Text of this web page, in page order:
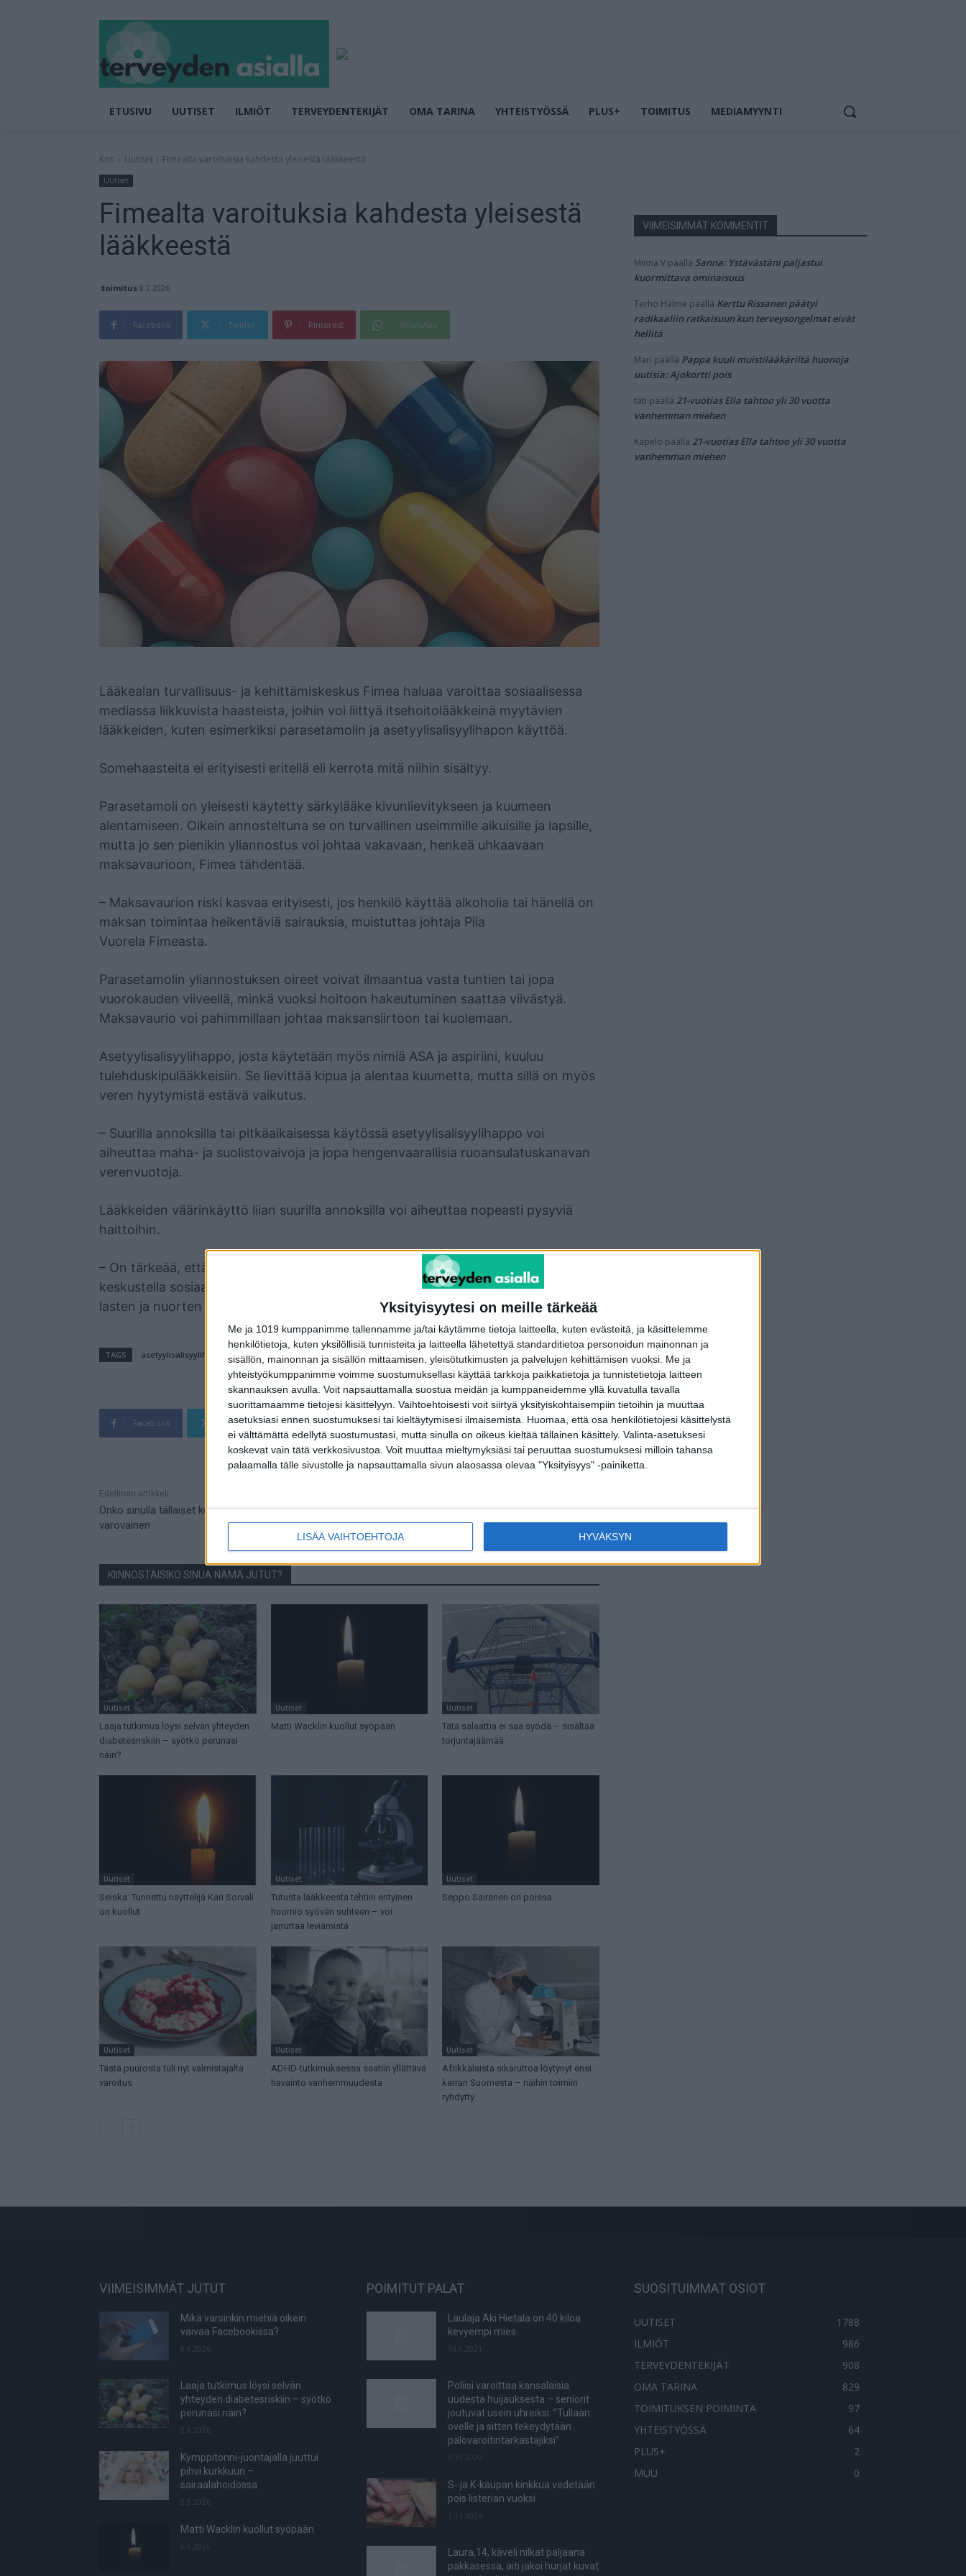
Yksityisyytesi on meille tärkeää
Me ja 1019 kumppanimme tallennamme ja/tai käytämme tietoja laitteella, kuten evästeitä, ja käsittelemme
henkilötietoja, kuten yksilöllisiä tunnisteita ja laitteella lähetettyä standarditietoa personoidun mainonnan ja
sisällön, mainonnan ja sisällön mittaamisen, yleisötutkimusten ja palvelujen kehittämisen vuoksi. Me ja
yhteistyökumppanimme voimme suostumuksellasi käyttää tarkkoja paikkatietoja ja tunnistetietoja laitteen
skannauksen avulla. Voit napsauttamalla suostua meidän ja kumppaneidemme yllä kuvatulla tavalla
suorittamaamme tietojesi käsittelyyn. Vaihtoehtoisesti voit siirtyä yksityiskohtaisempiin tietoihin ja muuttaa
asetuksiasi ennen suostumuksesi tai kieltäytymisesi ilmaisemista. Huomaa, että osa henkilötietojesi käsittelystä
ei välttämättä edellytä suostumustasi, mutta sinulla on oikeus kieltää tällainen käsittely. Valinta-asetuksesi
koskevat vain tätä verkkosivustoa. Voit muuttaa mieltymyksiäsi tai peruuttaa suostumuksesi milloin tahansa
palaamalla tälle sivustolle ja napsauttamalla sivun alaosassa olevaa "Yksityisyys" -painiketta.
LISÄÄ VAIHTOEHTOJA HYVÄKSYN
ETUSIVU UUTISET ILMIÖT TERVEYDENTEKIJÄT OMA TARINA YHTEISTYÖSSÄ PLUS+ TOIMITUS MEDIAMYYNTI
Koti Uutiset Fimealta varoituksia kahdesta yleisestä lääkkeestä
Uutiset
Fimealta varoituksia kahdesta yleisestä
lääkkeestä
toimitus 8.2.2026
Facebook Twitter Pinterest WhatsApp
Lääkealan turvallisuus- ja kehittämiskeskus Fimea haluaa varoittaa sosiaalisessa
mediassa liikkuvista haasteista, joihin voi liittyä itsehoitolääkkeinä myytävien
lääkkeiden, kuten esimerkiksi parasetamolin ja asetyylisalisyylihapon käyttöä.
Somehaasteita ei erityisesti eritellä eli kerrota mitä niihin sisältyy.
Parasetamoli on yleisesti käytetty särkylääke kivunlievitykseen ja kuumeen
alentamiseen. Oikein annosteltuna se on turvallinen useimmille aikuisille ja lapsille,
mutta jo sen pienikin yliannostus voi johtaa vakavaan, henkeä uhkaavaan
maksavaurioon, Fimea tähdentää.
– Maksavaurion riski kasvaa erityisesti, jos henkilö käyttää alkoholia tai hänellä on
maksan toimintaa heikentäviä sairauksia, muistuttaa johtaja Piia
Vuorela Fimeasta.
Parasetamolin yliannostuksen oireet voivat ilmaantua vasta tuntien tai jopa
vuorokauden viiveellä, minkä vuoksi hoitoon hakeutuminen saattaa viivästyä.
Maksavaurio voi pahimmillaan johtaa maksansiirtoon tai kuolemaan.
Asetyylisalisyylihappo, josta käytetään myös nimiä ASA ja aspiriini, kuuluu
tulehduskipulääkkeisiin. Se lievittää kipua ja alentaa kuumetta, mutta sillä on myös
veren hyytymistä estävä vaikutus.
– Suurilla annoksilla tai pitkäaikaisessa käytössä asetyylisalisyylihappo voi
aiheuttaa maha- ja suolistovaivoja ja jopa hengenvaarallisia ruoansulatuskanavan
verenvuotoja.
Lääkkeiden väärinkäyttö liian suurilla annoksilla voi aiheuttaa nopeasti pysyviä
haittoihin.
– On tärkeää, että nuoret ymmärtävät lääkkeisiin liittyvät riskit. Aikuisten on hyvä
keskustella sosiaalisessa mediassa liikkuvista haasteista ja lääkkeiden riskeistä
lasten ja nuorten kanssa, Vuorela muistuttaa.
TAGS asetyylisalisyylihappo parasetamoli somehaaste
Facebook Twitter Pinterest WhatsApp
Mainos
Edellinen artikkeli
Onko sinulla tällaiset kengissäsi – olethan
varovainen
Teestä löytyi syöpää aiheuttavia aineita – poista
tämä käytöstä
KIINNOSTAISIKO SINUA NÄMÄ JUTUT?
Uutiset
Laaja tutkimus löysi selvän yhteyden
diabetesriskiin – syötkö perunasi
näin?
Uutiset
Matti Wacklin kuollut syöpään
Uutiset
Tätä salaattia ei saa syödä – sisältää
torjuntajäämää
Uutiset
Seiska: Tunnettu näyttelijä Kari Sorvali
on kuollut
Uutiset
Tutusta lääkkeestä tehtiin erityinen
huomio syövän suhteen – voi
jarruttaa leviämistä
Uutiset
Seppo Sairanen on poissa
Uutiset
Tästä puurosta tuli nyt valmistajalta
varoitus
Uutiset
ADHD-tutkimuksessa saatiin yllättävä
havainto vanhemmuudesta
Uutiset
Afrikkalaista sikaruttoa löytynyt ensi
kerran Suomesta – näihin toimiin
ryhdytty
VIIMEISIMMÄT KOMMENTIT
Minna V päällä Sanna: Ystävästäni paljastui
kuormittava ominaisuus
Terho Halme päällä Kerttu Rissanen päätyi
radikaaliin ratkaisuun kun terveysongelmat eivät
hellitä
Mari päällä Pappa kuuli muistilääkäriltä huonoja
uutisia: Ajokortti pois
täti päällä 21-vuotias Ella tahtoo yli 30 vuotta
vanhemman miehen
Kapelo päällä 21-vuotias Ella tahtoo yli 30 vuotta
vanhemman miehen
VIIMEISIMMÄT JUTUT
Mikä varsinkin miehiä oikein
vaivaa Facebookissa?
8.8.2026
Laaja tutkimus löysi selvän
yhteyden diabetesriskiin – syötkö
perunasi näin?
8.8.2026
Kymppitonni-juontajalla juuttui
pihvi kurkkuun –
sairaalahoidossa
8.8.2026
Matti Wacklin kuollut syöpään
6.8.2026
POIMITUT PALAT
Laulaja Aki Hietala on 40 kiloa
kevyempi mies
14.9.2021
Poliisi varoittaa kansalaisia
uudesta huijauksesta – seniorit
joutuvat usein uhreiksi: ”Tullaan
ovelle ja sitten tekeydytään
palovaroitintarkastajiksi”
6.10.2020
S- ja K-kaupan kinkkua vedetään
pois listerian vuoksi
1.11.2024
Laura,14, käveli nilkat paljaana
pakkasessa, äiti jakoi hurjat kuvat
SUOSITUIMMAT OSIOT
UUTISET
1788
ILMIÖT
986
TERVEYDENTEKIJÄT
908
OMA TARINA
829
TOIMITUKSEN POIMINTA
97
YHTEISTYÖSSÄ
64
PLUS+
2
MUU
0